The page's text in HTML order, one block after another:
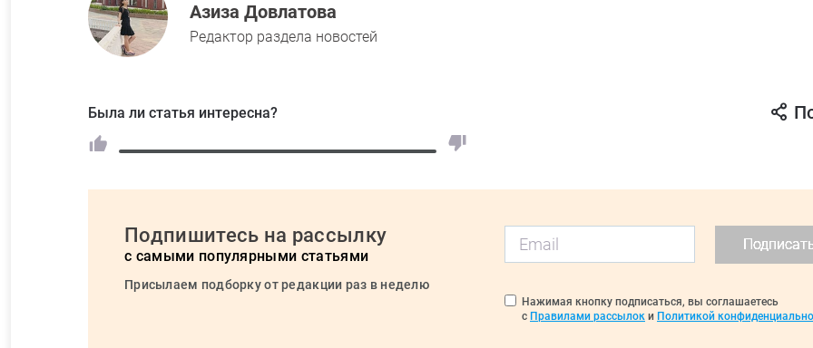
Азиза Довлатова
Редактор раздела новостей
Была ли статья интересна?
Подпишитесь на рассылку
с самыми популярными статьями
Присылаем подборку от редакции раз в неделю
Нажимая кнопку подписаться, вы соглашаетесь
с Правилами рассылок и Политикой